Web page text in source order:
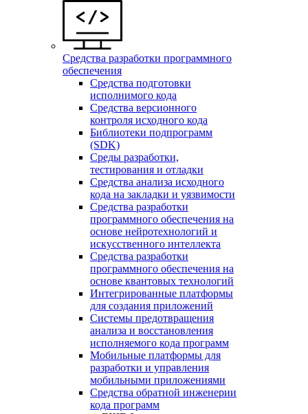
Средства разработки программного
обеспечения
Средства подготовки
исполнимого кода
Средства версионного
контроля исходного кода
Библиотеки подпрограмм
(SDK)
Среды разработки,
тестирования и отладки
Средства анализа исходного
кода на закладки и уязвимости
Средства разработки
программного обеспечения на
основе нейротехнологий и
искусственного интеллекта
Средства разработки
программного обеспечения на
основе квантовых технологий
Интегрированные платформы
для создания приложений
Системы предотвращения
анализа и восстановления
исполняемого кода программ
Мобильные платформы для
разработки и управления
мобильными приложениями
Средства обратной инженерии
кода программ